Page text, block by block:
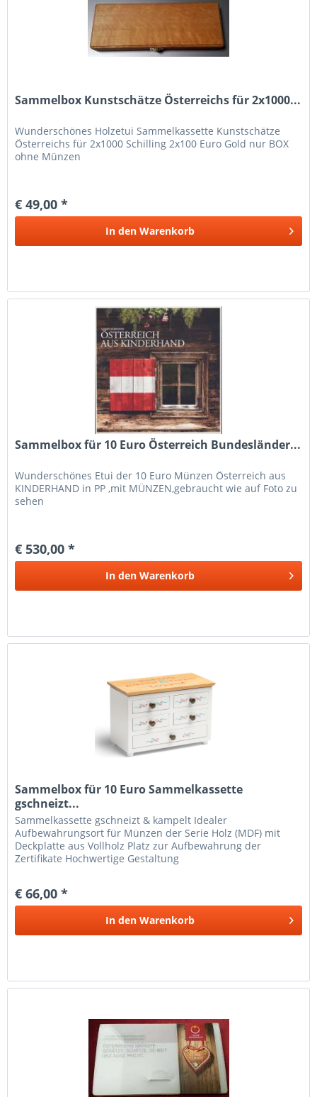
Sammelbox Kunstschätze Österreichs für 2x1000...
Wunderschönes Holzetui Sammelkassette Kunstschätze
Österreichs für 2x1000 Schilling 2x100 Euro Gold nur BOX
ohne Münzen
€ 49,00 *
In den Warenkorb
Sammelbox für 10 Euro Österreich Bundesländer...
Wunderschönes Etui der 10 Euro Münzen Österreich aus
KINDERHAND in PP ,mit MÜNZEN,gebraucht wie auf Foto zu
sehen
€ 530,00 *
In den Warenkorb
Sammelbox für 10 Euro Sammelkassette
gschneizt...
Sammelkassette gschneizt & kampelt Idealer
Aufbewahrungsort für Münzen der Serie Holz (MDF) mit
Deckplatte aus Vollholz Platz zur Aufbewahrung der
Zertifikate Hochwertige Gestaltung
€ 66,00 *
In den Warenkorb